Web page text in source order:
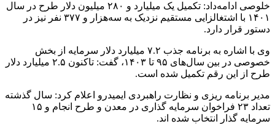
خلوصی ادامه‌داد: تکمیل یک میلیارد و ۲۸۰ میلیون دلار طرح در سال
۱۴۰۱ با اشتغالزایی مستقیم نزدیک به سه‌هزار و ۳۷۷ نفر نیز در
دستور قرار دارد.
وی با اشاره به برنامه جذب ۷.۲ میلیارد دلار سرمایه از بخش
خصوصی در بین سال‌های ۹۵ تا ۱۴۰۳، گفت: تاکنون ۲.۵ میلیارد دلار
طرح از این رقم تکمیل شده است.
مدیر برنامه ریزی و نظارت راهبردی ایمیدرو اعلام کرد: سال گذشته
تعداد ۲۳ فراخوان سرمایه گذاری در معدن و طرح انجام و ۱۵
سرمایه گذار انتخاب شده اند.